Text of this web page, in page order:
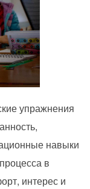
упражнения
навыки
в
интерес и